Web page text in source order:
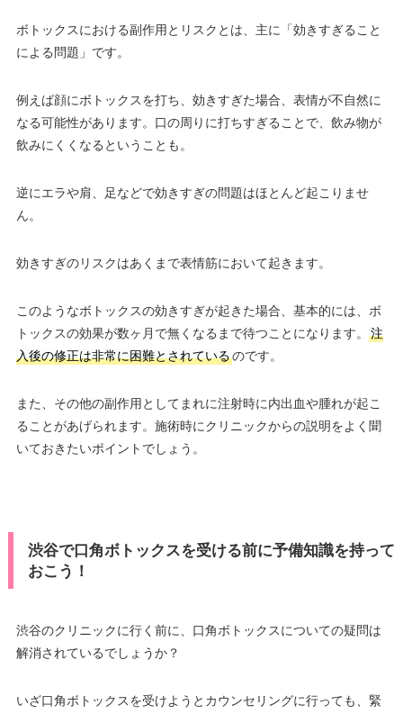
ボトックスにおける副作用とリスクとは、主に「効きすぎること
による問題」です。
例えば顔にボトックスを打ち、効きすぎた場合、表情が不自然に
なる可能性があります。口の周りに打ちすぎることで、飲み物が
飲みにくくなるということも。
逆にエラや肩、足などで効きすぎの問題はほとんど起こりませ
ん。
効きすぎのリスクはあくまで表情筋において起きます。
このようなボトックスの効きすぎが起きた場合、基本的には、ボ
トックスの効果が数ヶ月で無くなるまで待つことになります。
注
入後の修正は非常に困難とされているのです。
また、その他の副作用としてまれに注射時に内出血や腫れが起こ
ることがあげられます。施術時にクリニックからの説明をよく聞
いておきたいポイントでしょう。
渋谷で口角ボトックスを受ける前に予備知識を持って
おこう！
渋谷のクリニックに行く前に、口角ボトックスについての疑問は
解消されているでしょうか？
いざ口角ボトックスを受けようとカウンセリングに行っても、緊